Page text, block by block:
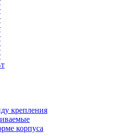
крепления
корпуса